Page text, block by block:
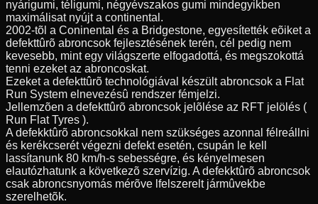
nyárigumi, téligumi, négyévszakos gumi mindegyikben
maximálisat nyújt a continental.
2002-tõl a Coninental és a Bridgestone, egyesítették eõiket a
defekttûrõ abroncsok fejlesztésének terén, cél pedig nem
kevesebb, mint egy világszerte elfogadottá, és megszokottá
tenni ezeket az abroncoskat.
Ezeket a defekttûrõ technológiával készült abroncsok a Flat
Run System elnevezésû rendszer fémjelzi.
Jellemzõen a defekttûrõ abroncsok jelõlése az RFT jelölés (
Run Flat Tyres ).
A defekktûrõ abroncsokkal nem szükséges azonnal félreállni
és kerékcserét végezni defekt esetén, csupán le kell
lassítanunk 80 km/h-s sebességre, és kényelmesen
elautózhatunk a következõ szervízig. A defekktûrõ abroncsok
csak abroncsnyomás mérõve lfelszerelt jármûvekbe
szerelhetõk.